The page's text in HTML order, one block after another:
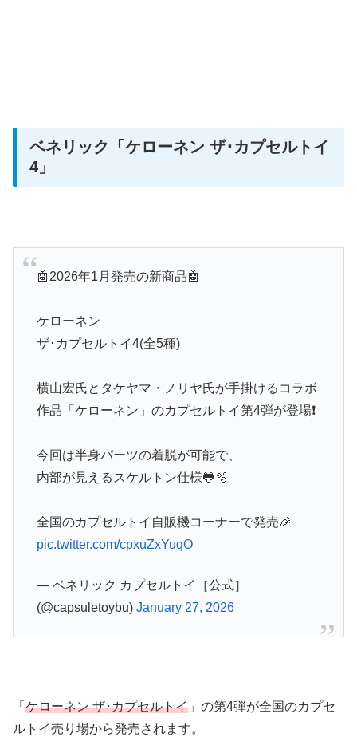
ベネリック「ケローネン ザ･カプセルトイ
4」
🤖2026年1月発売の新商品🤖
ケローネン
ザ･カプセルトイ4(全5種)
横山宏氏とタケヤマ・ノリヤ氏が手掛けるコラボ
作品「ケローネン」のカプセルトイ第4弾が登場❗️
今回は半身パーツの着脱が可能で、
内部が見えるスケルトン仕様🐸🫧
全国のカプセルトイ自販機コーナーで発売🎉
pic.twitter.com/cpxuZxYuqO
— ベネリック カプセルトイ［公式］
(@capsuletoybu) January 27, 2026
「 ケローネン ザ･カプセルトイ 」の第4弾が全国のカプセ
ルトイ売り場から発売されます。